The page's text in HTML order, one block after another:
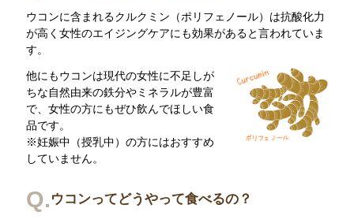
ウコンに含まれるクルクミン（ポリフェノール）は抗酸化力
が高く女性のエイジングケアにも効果があると言われていま
す。
他にもウコンは現代の女性に不足しが
ちな自然由来の鉄分やミネラルが豊富
で、女性の方にもぜひ飲んでほしい食
品です。
※妊娠中（授乳中）の方にはおすすめ
していません。
Q. ウコンってどうやって食べるの？